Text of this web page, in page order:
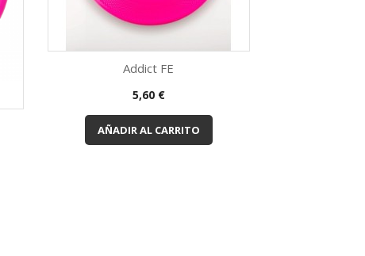
RosaAmarillo
Addict FE
Precio
5,60 €
AÑADIR AL CARRITO